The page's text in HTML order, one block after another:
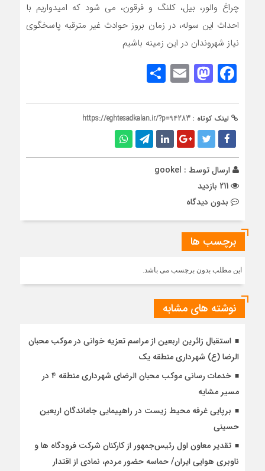
چراغ والور، بیل، کلنگ و فرقون، می شود که امیدواریم با
احداث این سوله، در زمان بروز حوادث غیر مترقبه پاسخگوی
نیاز شهروندان در این زمینه باشیم
Facebook
Mastodon
Email
لینک کوتاه : https://eghtesadkalan.ir/?p=94283
ارسال توسط : gookel
بدون دیدگاه
برچسب ها
این مطلب بدون برچسب می باشد.
نوشته های مشابه
استقبال زائرین اربعین از مراسم تعزیه خوانی در موکب محبان
الرضا (ع) شهرداری منطقه یک
خدمات رسانی موکب محبان الرضای شهرداری منطقه ۴ در
مسیر مشایه
برپایی غرفه محیط زیست در راهپیمایی جاماندگان اربعین
حسینی
تقدیر معاون اول رئیس‌جمهور از کارکنان شرکت فرودگاه ها و
ناوبری هوایی ایران/ حماسه حضور مردم، نمادی از اقتدار